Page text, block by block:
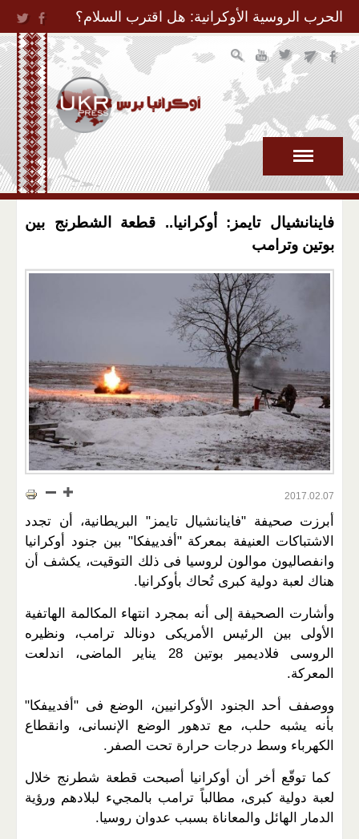
Jump to Navigation
الحرب الروسية الأوكرانية: هل اقترب السلام؟
فاينانشيال تايمز: أوكرانيا.. قطعة الشطرنج بين
بوتين وترامب
2017.02.07
أبرزت صحيفة "فاينانشيال تايمز" البريطانية، أن تجدد
الاشتباكات العنيفة بمعركة "أفدييفكا" بين جنود أوكرانيا
وانفصاليون موالون لروسيا فى ذلك التوقيت، يكشف أن
هناك لعبة دولية كبرى تُحاك بأوكرانيا.
وأشارت الصحيفة إلى أنه بمجرد انتهاء المكالمة الهاتفية
الأولى بين الرئيس الأمريكى دونالد ترامب، ونظيره
الروسى فلاديمير بوتين 28 يناير الماضى، اندلعت
المعركة.
ووصفف أحد الجنود الأوكرانيين، الوضع فى "أفدييفكا"
بأنه يشبه حلب، مع تدهور الوضع الإنسانى، وانقطاع
الكهرباء وسط درجات حرارة تحت الصفر.
كما توقّع أخر أن أوكرانيا أصبحت قطعة شطرنج خلال
لعبة دولية كبرى، مطالباً ترامب بالمجيء لبلادهم ورؤية
الدمار الهائل والمعاناة بسبب عدوان روسيا.